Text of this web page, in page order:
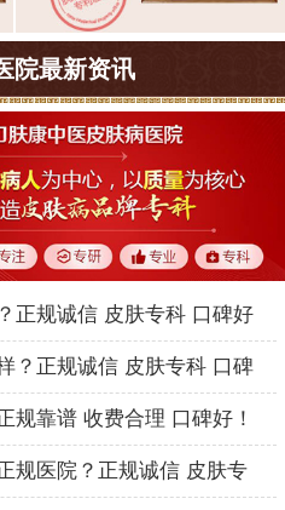
院最新资讯
正规诚信 皮肤专科 口碑好
？正规诚信 皮肤专科 口碑
规靠谱 收费合理 口碑好！
规医院？正规诚信 皮肤专